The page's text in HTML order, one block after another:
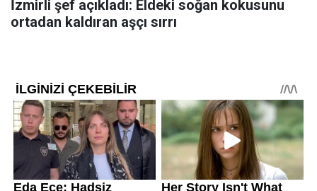
İzmirli şef açıkladı: Eldeki soğan kokusunu
ortadan kaldıran aşçı sırrı